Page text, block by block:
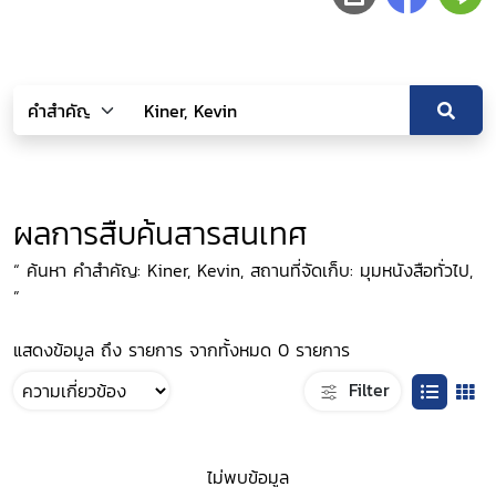
ผลการสืบค้นสารสนเทศ
“ ค้นหา คำสำคัญ: Kiner, Kevin, สถานที่จัดเก็บ: มุมหนังสือทั่วไป,
”
แสดงข้อมูล ถึง รายการ จากทั้งหมด 0 รายการ
Filter
ไม่พบข้อมูล